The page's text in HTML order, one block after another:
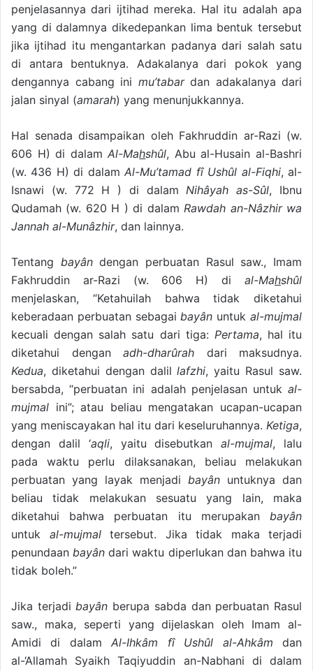
penjelasannya dari ijtihad mereka. Hal itu adalah apa
yang di dalamnya dikedepankan lima bentuk tersebut
jika ijtihad itu mengantarkan padanya dari salah satu
di antara bentuknya. Adakalanya dari pokok yang
dengannya cabang ini mu’tabardan adakalanya dari
jalan sinyal (amarah) yang menunjukkannya.
Hal senada disampaikan oleh Fakhruddin ar-Razi (w.
606 H) di dalamAl-Mahshûl, Abu al-Husain al-Bashri
(w. 436 H) di dalamAl-Mu’tamad fî Ushûl al-Fiqhi, al-
Isnawi (w. 772 H ) di dalamNihâyah as-Sûl, Ibnu
Qudamah (w. 620 H ) di dalamRawdah an-Nâzhir wa
Jannah al-Munâzhir, dan lainnya.
Tentang bayândengan perbuatan Rasul saw., Imam
Fakhruddin ar-Razi (w. 606 H) di al-Mahshûl
menjelaskan, “Ketahuilah bahwa tidak diketahui
keberadaan perbuatan sebagaibayân untukal-mujmal
kecuali dengan salah satu dari tiga: Pertama, hal itu
diketahui dengan adh-dharûrah dari maksudnya.
Kedua, diketahui dengan dalillafzhi, yaitu Rasul saw.
bersabda, “perbuatan ini adalah penjelasan untuk al-
mujmal ini”; atau beliau mengatakan ucapan-ucapan
yang meniscayakan hal itu dari keseluruhannya. Ketiga,
dengan dalil ‘aqli, yaitu disebutkanal-mujmal, lalu
pada waktu perlu dilaksanakan, beliau melakukan
perbuatan yang layak menjadi bayân untuknya dan
beliau tidak melakukan sesuatu yang lain, maka
diketahui bahwa perbuatan itu merupakan bayân
untuk al-mujmaltersebut. Jika tidak maka terjadi
penundaanbayân dari waktu diperlukan dan bahwa itu
tidak boleh.”
Jika terjadibayân berupa sabda dan perbuatan Rasul
saw., maka, seperti yang dijelaskan oleh Imam al-
Amidi di dalamAl-Ihkâm fî Ushûl al-Ahkâm dan
al-‘Allamah Syaikh Taqiyuddin an-Nabhani di dalam